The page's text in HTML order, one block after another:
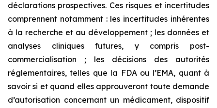
déclarations prospectives. Ces risques et incertitudes
comprennent notamment : les incertitudes inhérentes
à la recherche et au développement ; les données et
analyses cliniques futures, y compris post-
commercialisation ; les décisions des autorités
réglementaires, telles que la FDA ou l’EMA, quant à
savoir si et quand elles approuveront toute demande
d’autorisation concernant un médicament, dispositif